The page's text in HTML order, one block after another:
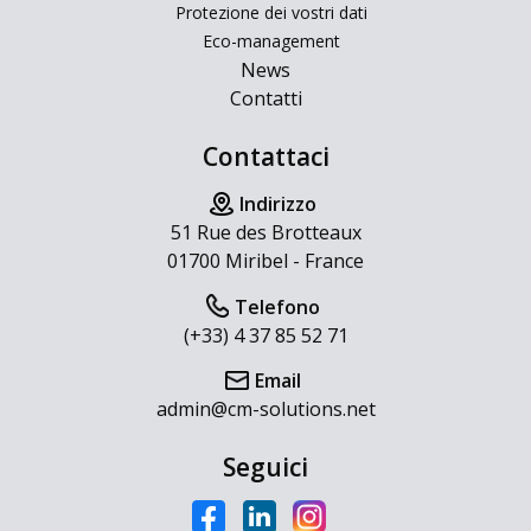
Protezione dei vostri dati
Eco-management
News
Contatti
Contattaci
Indirizzo
51 Rue des Brotteaux
01700 Miribel - France
Telefono
(+33) 4 37 85 52 71
Email
admin@cm-solutions.net
Seguici